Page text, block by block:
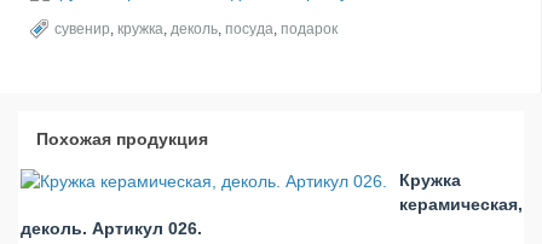
сувенир, кружка, деколь, посуда, подарок
Похожая продукция
Кружка
керамическая,
деколь. Артикул 026.